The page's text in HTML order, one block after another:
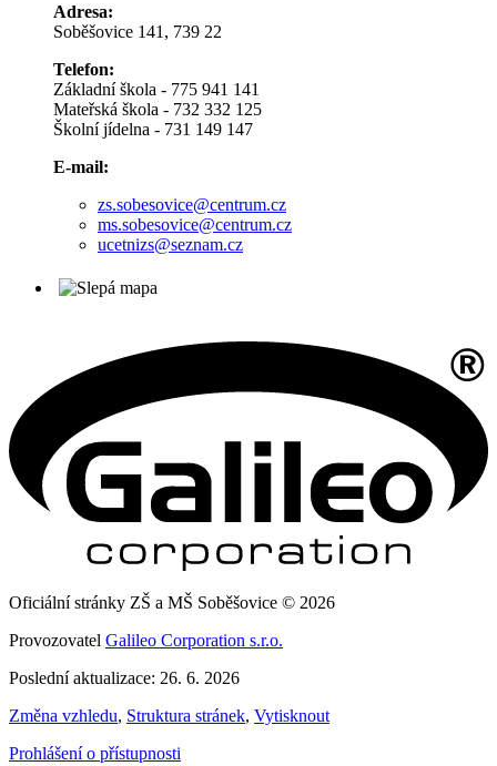
Adresa:
Soběšovice 141, 739 22
Telefon:
Základní škola - 775 941 141
Mateřská škola - 732 332 125
Školní jídelna - 731 149 147
E-mail:
zs.sobesovice@centrum.cz
ms.sobesovice@centrum.cz
ucetnizs@seznam.cz
Oficiální stránky ZŠ a MŠ Soběšovice © 2026
Provozovatel Galileo Corporation s.r.o.
Poslední aktualizace: 26. 6. 2026
Změna vzhledu, Struktura stránek, Vytisknout
Prohlášení o přístupnosti